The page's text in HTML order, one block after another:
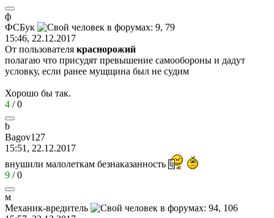
ф
ФСБук
15:46, 22.12.2017
От пользователя краснорожий
полагаю что присудят превышение самообороны и дадут
условку, если ранее мущщина был не судим
Хорошо бы так.
4 /0
b
Bagov127
15:51, 22.12.2017
внушили малолеткам безнаказанность
9 /0
м
Механик-вредитель